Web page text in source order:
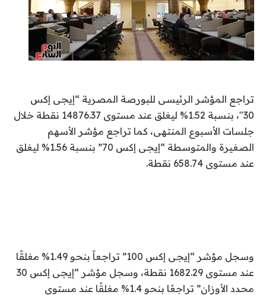
تراجع المؤشر الرئيسى للبورصة المصرية “إيجى إكس
30″، بنسبة 1.52% ليغلق عند مستوى 14876.37 نقطة خلال
جلسات الأسبوع المنتهى، كما تراجع مؤشر الأسهم
الصغيرة والمتوسطة “إيجى إكس 70” بنسبة 1.56% ليغلق
عند مستوى 658.74 نقطة.
وسجل مؤشر “إيجى إكس 100” تراجعاً بنحو 1.49% مغلقًا
عند مستوى 1682.29 نقطة، وسجل مؤشر “إيجى إكس 30
محدد الأوزان” تراجعًا بنحو 1.4% مغلقًا عند مستوى